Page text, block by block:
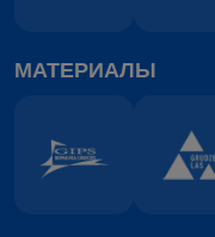
МАТЕРИАЛЫ